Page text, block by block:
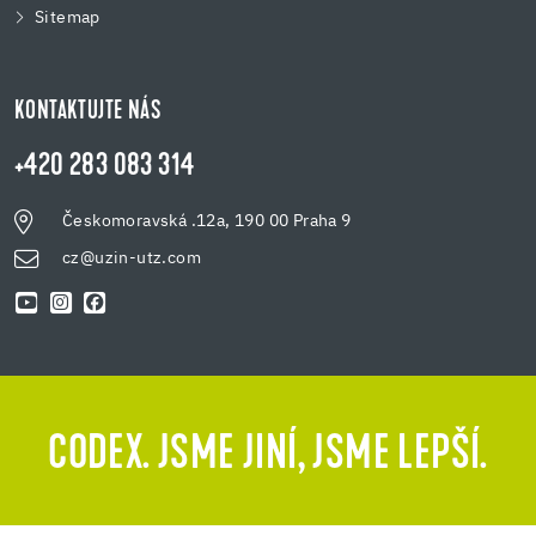
Sitemap
KONTAKTUJTE NÁS
+420 283 083 314
Českomoravská .12a, 190 00 Praha 9
cz@uzin-utz.com
CODEX. JSME JINÍ, JSME LEPŠÍ.